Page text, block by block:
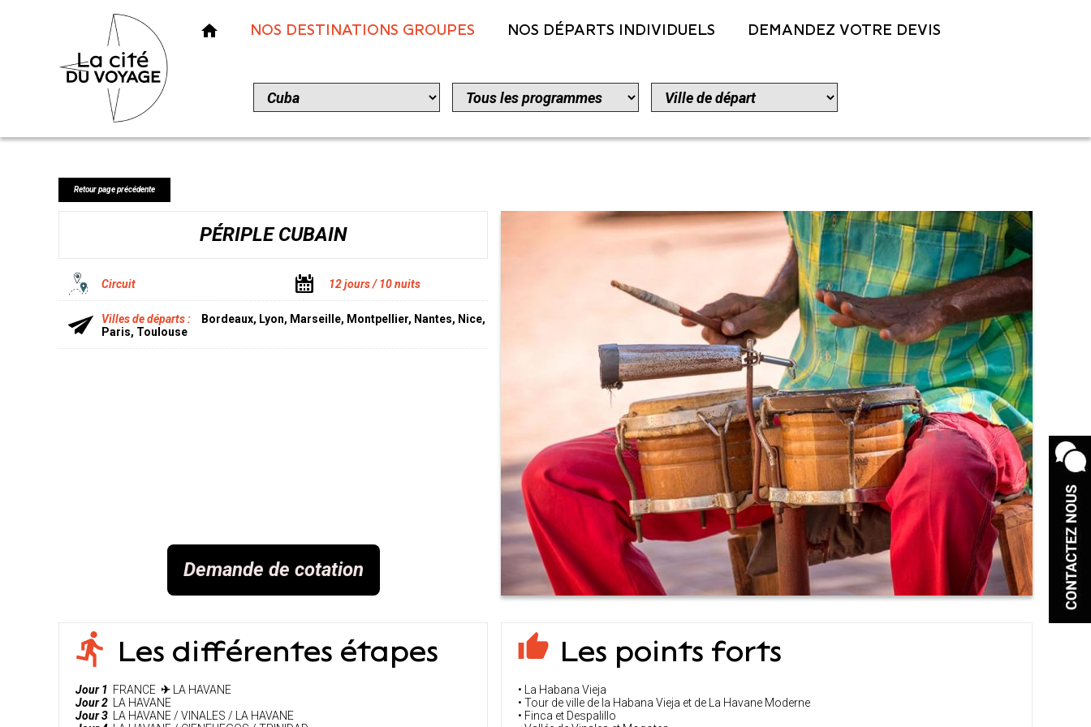
NOS DESTINATIONS GROUPES NOS DÉPARTS INDIVIDUELS DEMANDEZ VOTRE DEVIS
Retour page précédente
PÉRIPLE CUBAIN
Circuit 12 jours / 10 nuits
Villes de départs :
Bordeaux, Lyon, Marseille, Montpellier, Nantes, Nice,
Paris, Toulouse
Demande de cotation
Les différentes étapes
Jour 1 FRANCE ✈
LA HAVANE
Jour 2
LA HAVANE
Jour 3
LA HAVANE / VINALES / LA HAVANE
Les points forts
• La Habana Vieja
• Tour de ville de la Habana Vieja et de La Havane Moderne
• Finca et Despalillo